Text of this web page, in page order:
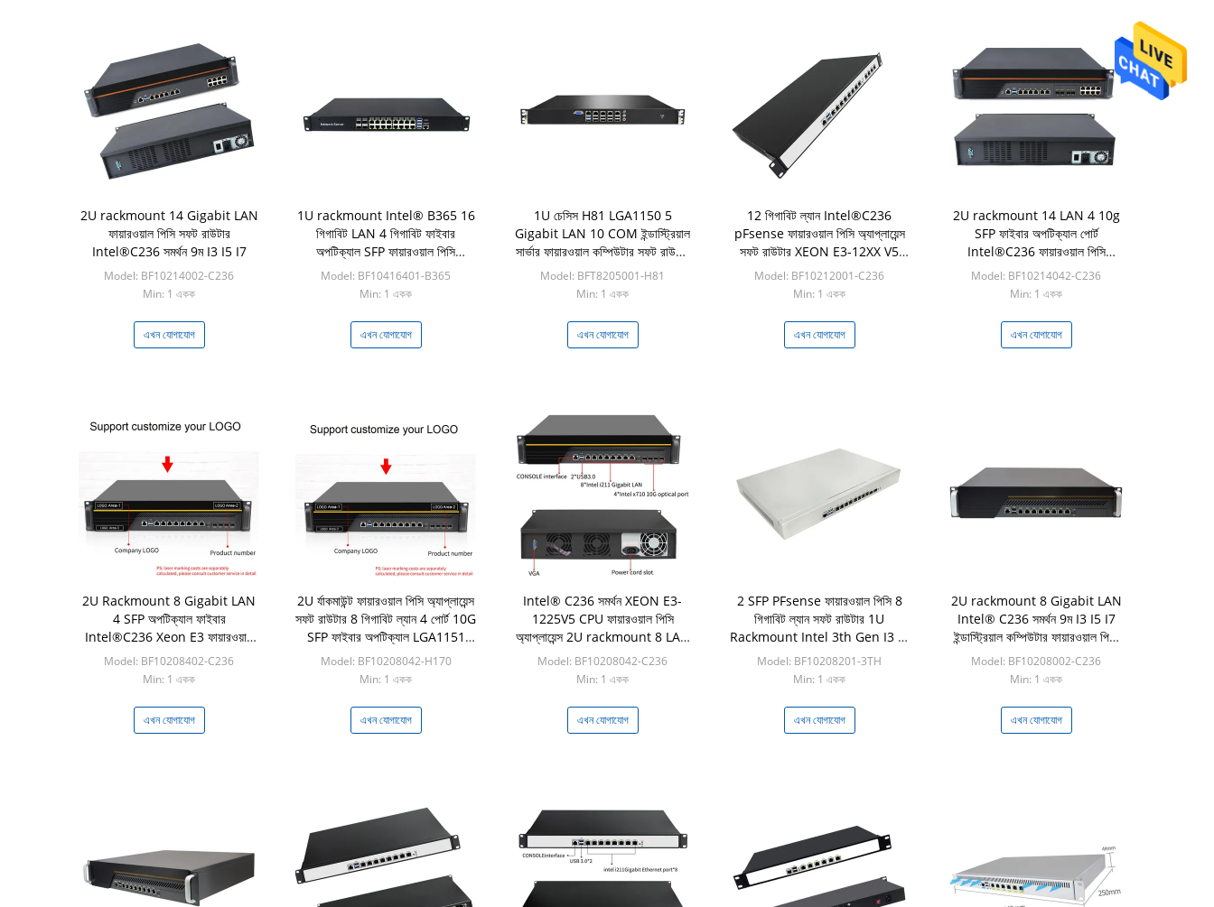
2U rackmount 14 Gigabit LAN
ফায়ারওয়াল পিসি সফট রাউটার
Intel®C236 সমর্থন 9ম I3 I5 I7
Model: BF10214002-C236
Min: 1 একক
এখন যোগাযোগ
1U rackmount Intel® B365 16
গিগাবিট LAN 4 গিগাবিট ফাইবার
অপটিক্যাল SFP ফায়ারওয়াল পিসি
অ্যাপ্লায়েন্স
Model: BF10416401-B365
Min: 1 একক
এখন যোগাযোগ
1U চেসিস H81 LGA1150 5
Gigabit LAN 10 COM ইন্ডাস্ট্রিয়াল
সার্ভার ফায়ারওয়াল কম্পিউটার সফট রাউটার
সাপোর্ট pFsense
Model: BFT8205001-H81
Min: 1 একক
এখন যোগাযোগ
12 গিগাবিট ল্যান Intel®C236
pFsense ফায়ারওয়াল পিসি অ্যাপ্লায়েন্স
সফট রাউটার XEON E3-12XX V5
CPU
Model: BF10212001-C236
Min: 1 একক
এখন যোগাযোগ
2U rackmount 14 LAN 4 10g
SFP ফাইবার অপটিক্যাল পোর্ট
Intel®C236 ফায়ারওয়াল পিসি
অ্যাপ্লায়েন্স সফট রাউটার
Model: BF10214042-C236
Min: 1 একক
এখন যোগাযোগ
2U Rackmount 8 Gigabit LAN
4 SFP অপটিক্যাল ফাইবার
Intel®C236 Xeon E3 ফায়ারওয়াল
পিসি অ্যাপ্লায়েন্স
Model: BF10208402-C236
Min: 1 একক
এখন যোগাযোগ
2U র্যাকমাউন্ট ফায়ারওয়াল পিসি অ্যাপ্লায়েন্স
সফট রাউটার 8 গিগাবিট ল্যান 4 পোর্ট 10G
SFP ফাইবার অপটিক্যাল LGA1151
H170
Model: BF10208042-H170
Min: 1 একক
এখন যোগাযোগ
Intel® C236 সমর্থন XEON E3-
1225V5 CPU ফায়ারওয়াল পিসি
অ্যাপ্লায়েন্স 2U rackmount 8 LAN
4 পোর্ট 10G SFP ফাইবার অপটিক্যাল
Model: BF10208042-C236
Min: 1 একক
এখন যোগাযোগ
2 SFP PFsense ফায়ারওয়াল পিসি 8
গিগাবিট ল্যান সফট রাউটার 1U
Rackmount Intel 3th Gen I3 I5
I7
Model: BF10208201-3TH
Min: 1 একক
এখন যোগাযোগ
2U rackmount 8 Gigabit LAN
Intel® C236 সমর্থন 9ম I3 I5 I7
ইন্ডাস্ট্রিয়াল কম্পিউটার ফায়ারওয়াল পিসি
অ্যাপ্লায়েন্স
Model: BF10208002-C236
Min: 1 একক
এখন যোগাযোগ